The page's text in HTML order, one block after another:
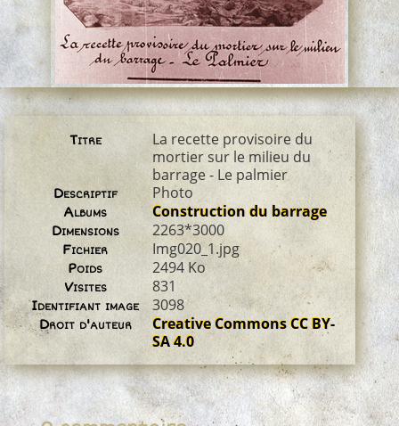
Titre
La recette provisoire du
mortier sur le milieu du
barrage - Le palmier
Descriptif Photo
Albums Construction du barrage
Dimensions 2263*3000
Fichier Img020_1.jpg
Poids 2494 Ko
Visites 831
Identifiant image 3098
Droit d'auteur
Creative Commons CC BY-
SA 4.0